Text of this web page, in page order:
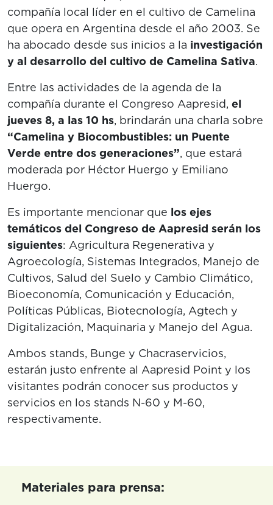
compañía local líder en el cultivo de Camelina
que opera en Argentina desde el año 2003. Se
ha abocado desde sus inicios a la investigación
y al desarrollo del cultivo de Camelina Sativa.
Entre las actividades de la agenda de la
compañía durante el Congreso Aapresid, el
jueves 8, a las 10 hs, brindarán una charla sobre
“Camelina y Biocombustibles: un Puente
Verde entre dos generaciones”, que estará
moderada por Héctor Huergo y Emiliano
Huergo.
Es importante mencionar que los ejes
temáticos del Congreso de Aapresid serán los
siguientes: Agricultura Regenerativa y
Agroecología, Sistemas Integrados, Manejo de
Cultivos, Salud del Suelo y Cambio Climático,
Bioeconomía, Comunicación y Educación,
Políticas Públicas, Biotecnología, Agtech y
Digitalización, Maquinaria y Manejo del Agua.
Ambos stands, Bunge y Chacraservicios,
estarán justo enfrente al Aapresid Point y los
visitantes podrán conocer sus productos y
servicios en los stands N-60 y M-60,
respectivamente.
Materiales para prensa: